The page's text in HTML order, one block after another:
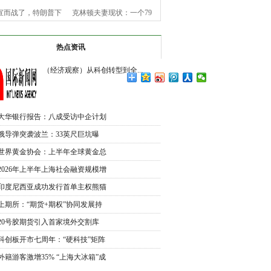
而战了，特朗普下 克林顿夫妻现状：一个79
热点资讯
（经济观察）从科创转型到全...
华银行报告：八成受访中企计划
导弹突袭波兰：33英尺巨坑曝
，北
界黄金协会：上半年全球黄金总
年上半年上海社会融资规模增
度尼西亚成功发行首单主权熊猫
期所：“期货+期权”协同发展持
号胶期货引入首家境外交割库
割
创板开市七周年：“硬科技”矩阵
籍游客激增35% “上海大冰箱”成